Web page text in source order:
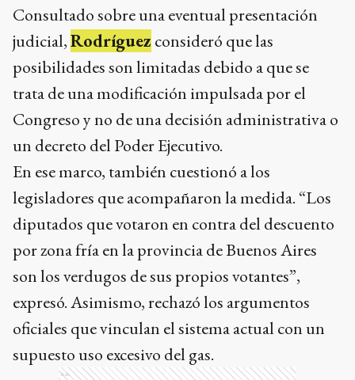
Consultado sobre una eventual presentación
judicial,Rodríguez consideró que las
posibilidades son limitadas debido a que se
trata de una modificación impulsada por el
Congreso y no de una decisión administrativa o
un decreto del Poder Ejecutivo.
En ese marco, también cuestionó a los
legisladores que acompañaron la medida. “Los
diputados que votaron en contra del descuento
por zona fría en la provincia de Buenos Aires
son los verdugos de sus propios votantes”,
expresó. Asimismo, rechazó los argumentos
oficiales que vinculan el sistema actual con un
supuesto uso excesivo del gas.
Ads